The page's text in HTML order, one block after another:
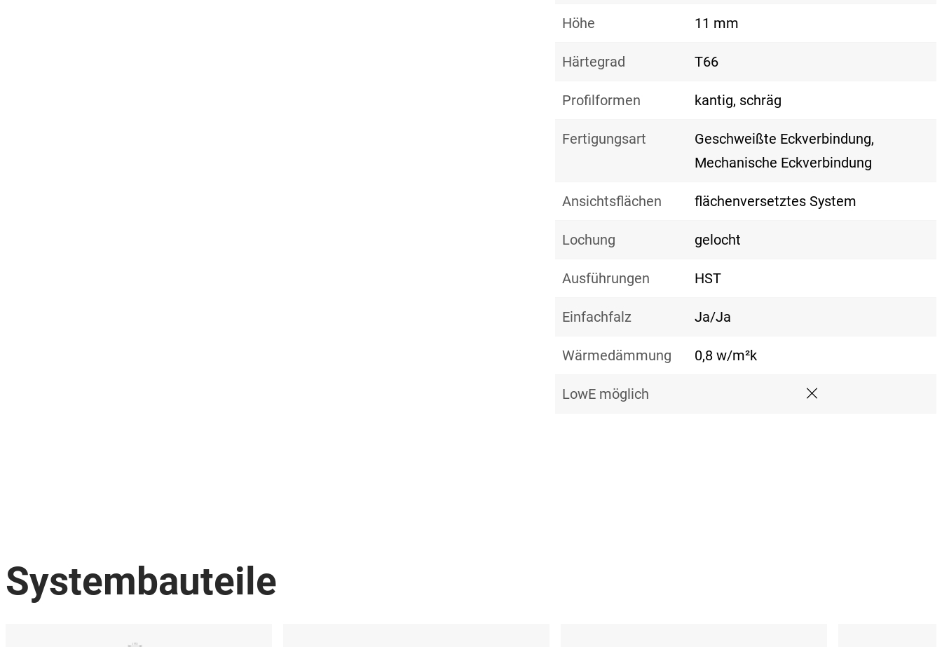
Höhe 11 mm
Härtegrad T66
Profilformen kantig, schräg
Fertigungsart
Geschweißte Eckverbindung,
Mechanische Eckverbindung
Ansichtsflächen flächenversetztes System
Lochung gelocht
Ausführungen HST
Einfachfalz Ja/Ja
Wärmedämmung 0,8 w/m²k
LowE möglich
Systembauteile